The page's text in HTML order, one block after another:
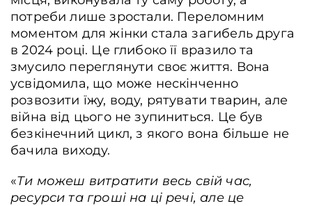
потреби лише зростали. Переломним
моментом для жінки стала загибель друга
в 2024 році. Це глибоко її вразило та
змусило переглянути своє життя. Вона
усвідомила, що може нескінченно
розвозити їжу, воду, рятувати тварин, але
війна від цього не зупиниться. Це був
безкінечний цикл, з якого вона більше не
бачила виходу.
«Ти можеш витратити весь свій час,
ресурси та гроші на ці речі, але це